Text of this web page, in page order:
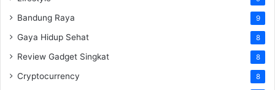
Bandung Raya 9
Gaya Hidup Sehat 8
Review Gadget Singkat 8
Cryptocurrency 8